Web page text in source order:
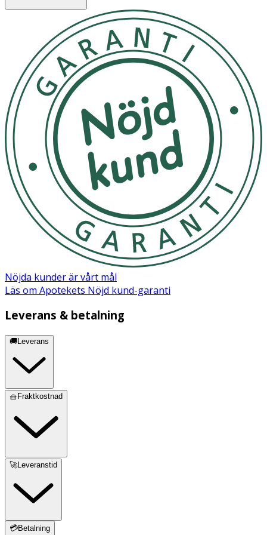
· Påverkar inte greppförmågan i handflatan
· Elastiskt och bekvämt material
· Storlek: Universal (12–18 cm)
Användning
· Öppna kardborrbandet på den elastiska remmen.
· Dra ärmen över handleden och placera tummen i
· Stäng kardborrbandet runt handleden.
· Justera passformen utan att dra åt för hårt.
Förvaring
· Förvaras i rumstemperatur.
· Tvätta bandaget en gång i veckan enligt
anvisningarna på produktens etikett.
· Stäng alla band före tvätt och använd gärna en
Viktigt att veta
Det här är en CE-märkt medicinteknisk produkt.
Nöjda kunder är vårt mål
Läs om Apotekets Nöjd kund-garanti
Leverans & betalning
🚚Leverans
🧺Fraktkostnad
🚀Leveranstid
💳Betalning